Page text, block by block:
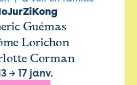
Guémas
Lorichon
Corman
→ 17 janv.